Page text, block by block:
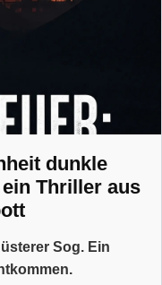
dunkle
Thriller aus
Sog. Ein